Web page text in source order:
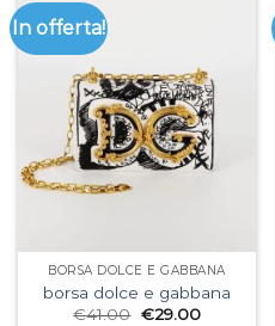
In offerta!
BORSA DOLCE E GABBANA
borsa dolce e gabbana
€41.00 €29.00